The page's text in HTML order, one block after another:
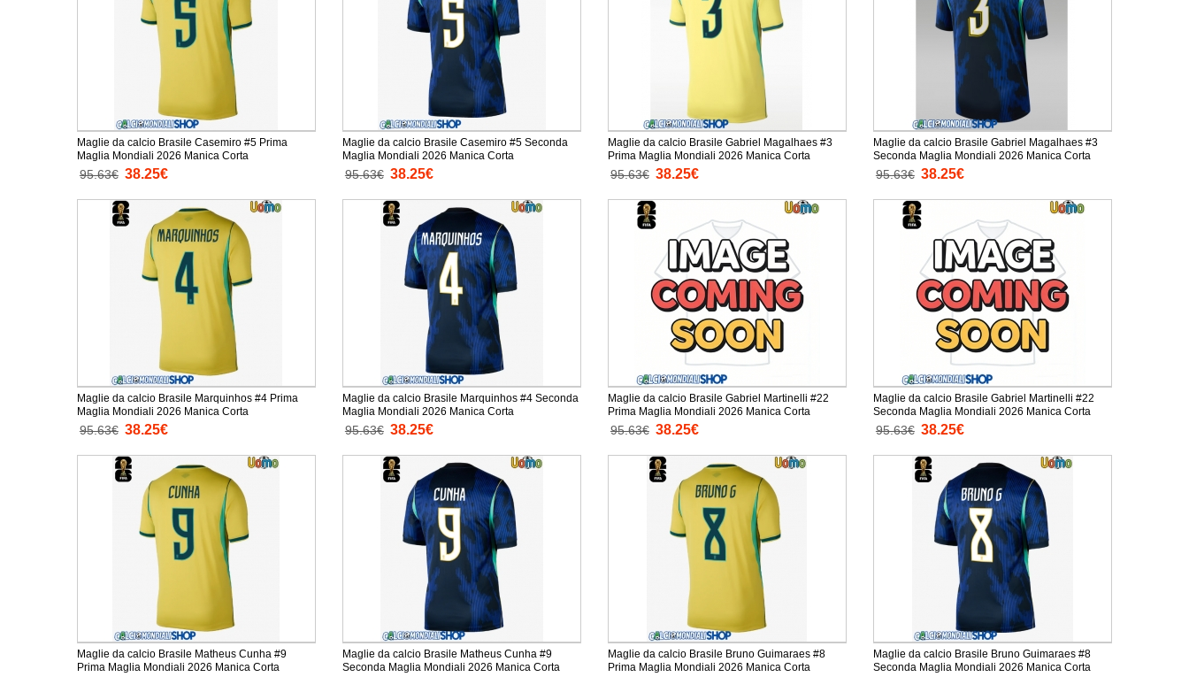
Maglie da calcio Brasile Casemiro #5 Prima
Maglia Mondiali 2026 Manica Corta
95.63€ 38.25€
Maglie da calcio Brasile Casemiro #5 Seconda
Maglia Mondiali 2026 Manica Corta
95.63€ 38.25€
Maglie da calcio Brasile Gabriel Magalhaes #3
Prima Maglia Mondiali 2026 Manica Corta
95.63€ 38.25€
Maglie da calcio Brasile Gabriel Magalhaes #3
Seconda Maglia Mondiali 2026 Manica Corta
95.63€ 38.25€
Maglie da calcio Brasile Marquinhos #4 Prima
Maglia Mondiali 2026 Manica Corta
95.63€ 38.25€
Maglie da calcio Brasile Marquinhos #4 Seconda
Maglia Mondiali 2026 Manica Corta
95.63€ 38.25€
Maglie da calcio Brasile Gabriel Martinelli #22
Prima Maglia Mondiali 2026 Manica Corta
95.63€ 38.25€
Maglie da calcio Brasile Gabriel Martinelli #22
Seconda Maglia Mondiali 2026 Manica Corta
95.63€ 38.25€
Maglie da calcio Brasile Matheus Cunha #9
Prima Maglia Mondiali 2026 Manica Corta
Maglie da calcio Brasile Matheus Cunha #9
Seconda Maglia Mondiali 2026 Manica Corta
Maglie da calcio Brasile Bruno Guimaraes #8
Prima Maglia Mondiali 2026 Manica Corta
Maglie da calcio Brasile Bruno Guimaraes #8
Seconda Maglia Mondiali 2026 Manica Corta